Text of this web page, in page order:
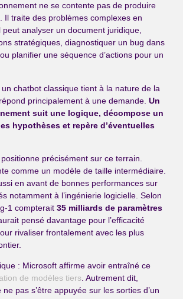
ne se contente pas de produire
Il traite des problèmes complexes en
analyser un document juridique,
stratégiques, diagnostiquer un bug dans
planifier une séquence d’actions pour un
chatbot classique tient à la nature de la
principalement à une demande. Un
suit une logique, décompose un
hypothèses et repère d’éventuelles
précisément sur ce terrain.
comme un modèle de taille intermédiaire.
en avant de bonnes performances sur
notamment à l’ingénierie logicielle. Selon
1 compterait 35 milliards de paramètres
pensé davantage pour l’efficacité
rivaliser frontalement avec les plus
: Microsoft affirme avoir entraîné ce
de modèles tiers. Autrement dit,
ne pas s’être appuyée sur les sorties d’un